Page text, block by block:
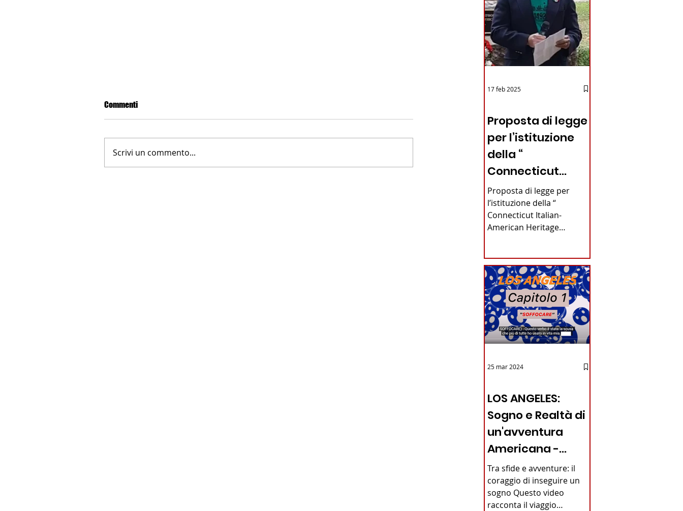
LA NUOVA FARNESINA
Commenti
Scrivi un commento...
Proposta di legge
per l’istituzione
della “
Connecticut
Italian-American
Heritage
Commission”
Connecticut
Proposta di legge per
l’istituzione della “
Connecticut Italian-
American Heritage
Alfonso...
17 feb 2025
LOS ANGELES:
Sogno e Realtà di
un'avventura
Americana -
VIDEO
Tra sfide e avventure: il
coraggio di inseguire un
sogno Questo video
racconta il viaggio
25 mar 2024